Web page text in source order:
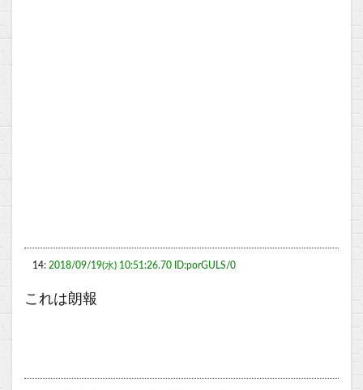
14: 2018/09/19(水) 10:51:26.70 ID:porGULS/0
これは朗報